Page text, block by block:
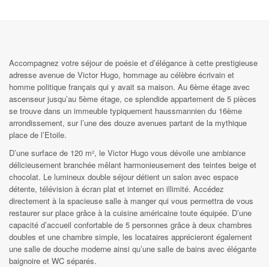
Accompagnez votre séjour de poésie et d’élégance à cette prestigieuse
adresse avenue de Victor Hugo, hommage au célèbre écrivain et
homme politique français qui y avait sa maison. Au 6ème étage avec
ascenseur jusqu’au 5ème étage, ce splendide appartement de 5 pièces
se trouve dans un immeuble typiquement haussmannien du 16ème
arrondissement, sur l’une des douze avenues partant de la mythique
place de l’Etoile.
D’une surface de 120 m², le Victor Hugo vous dévoile une ambiance
délicieusement branchée mêlant harmonieusement des teintes beige et
chocolat. Le lumineux double séjour détient un salon avec espace
détente, télévision à écran plat et internet en illimité. Accédez
directement à la spacieuse salle à manger qui vous permettra de vous
restaurer sur place grâce à la cuisine américaine toute équipée. D’une
capacité d’accueil confortable de 5 personnes grâce à deux chambres
doubles et une chambre simple, les locataires apprécieront également
une salle de douche moderne ainsi qu’une salle de bains avec élégante
baignoire et WC séparés.